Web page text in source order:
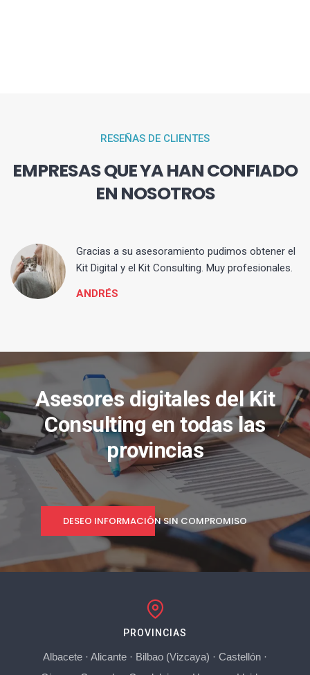
RESEÑAS DE CLIENTES
EMPRESAS QUE YA HAN CONFIADO
EN NOSOTROS
Gracias a su asesoramiento pudimos obtener el
Kit Digital y el Kit Consulting. Muy profesionales.
ANDRÉS
Asesores digitales del Kit
Consulting en todas las
provincias
DESEO INFORMACIÓN SIN COMPROMISO
PROVINCIAS
Albacete· Alicante· Bilbao (Vizcaya) · Castellón·